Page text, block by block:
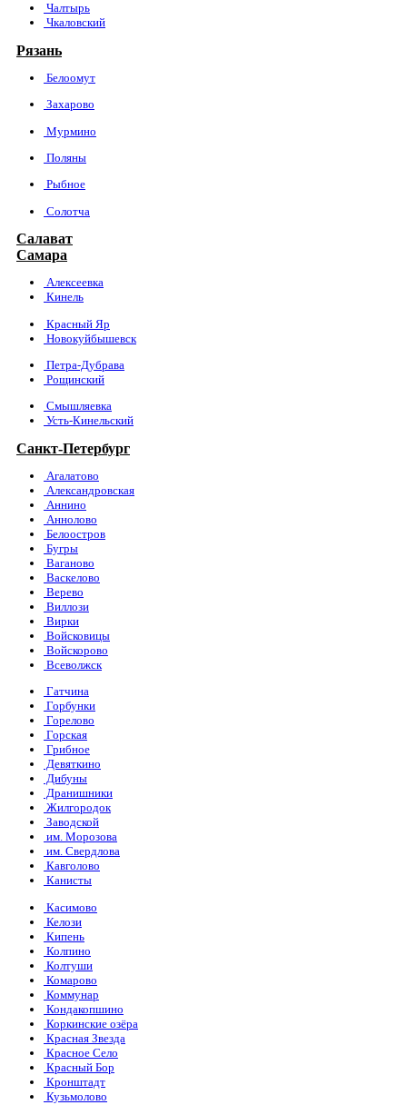
Чалтырь
Чкаловский
Рязань
Белоомут
Захарово
Мурмино
Поляны
Рыбное
Солотча
Салават
Самара
Алексеевка
Кинель
Красный Яр
Новокуйбышевск
Петра-Дубрава
Рощинский
Смышляевка
Усть-Кинельский
Санкт-Петербург
Агалатово
Александровская
Аннино
Аннолово
Белоостров
Бугры
Ваганово
Васкелово
Верево
Виллози
Вирки
Войсковицы
Войскорово
Всеволжск
Гатчина
Горбунки
Горелово
Горская
Грибное
Девяткино
Дибуны
Дранишники
Жилгородок
Заводской
им. Морозова
им. Свердлова
Кавголово
Канисты
Касимово
Келози
Кипень
Колпино
Колтуши
Комарово
Коммунар
Кондакопшино
Коркинские озёра
Красная Звезда
Красное Село
Красный Бор
Кронштадт
Кузьмолово